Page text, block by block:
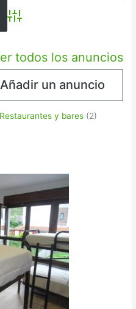
Búsqueda avanzada
todos los anuncios
Añadir un anuncio
Restaurantes y bares (2)